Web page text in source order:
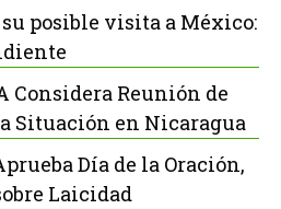
posible visita a México:
Considera Reunión de
Situación en Nicaragua
Día de la Oración,
Laicidad